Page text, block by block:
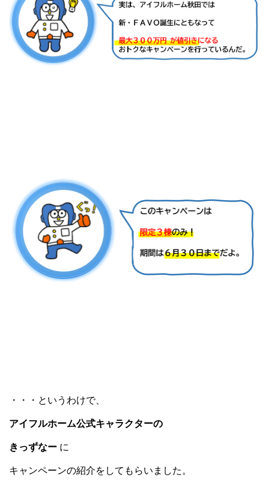
・・・というわけで、
アイフルホーム公式キャラクターの
きっずなー に
キャンペーンの紹介をしてもらいました。